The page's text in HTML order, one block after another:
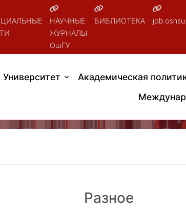
НАУЧНЫЕ
ЖУРНАЛЫ
ОшГУ
БИБЛИОТЕКА
Университет Академическая
Разное